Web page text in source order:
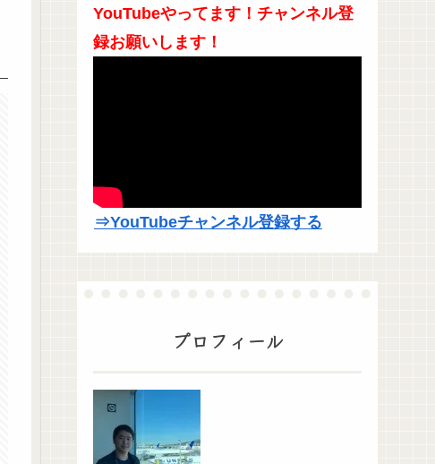
YouTubeやってます！チャンネル登
録お願いします！
⇒YouTubeチャンネル登録する
プロフィール